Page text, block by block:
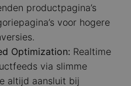
productpagina’s
voor hogere
Optimization: Realtime
via slimme
altijd aansluit bij